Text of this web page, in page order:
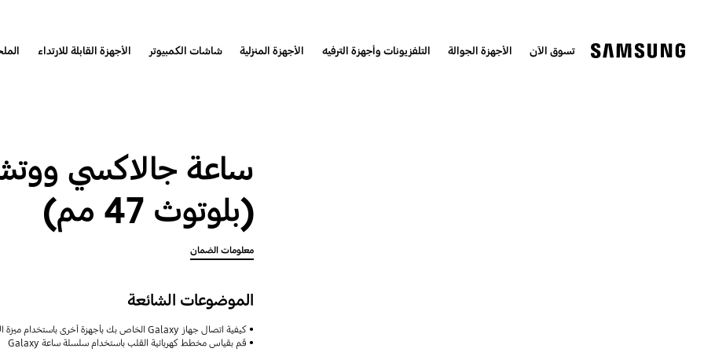
تسوق الآن الأجهزة الجوالة التلفزيونات وأجهزة الترفيه الأجهزة المنزلية شاشات الكمبيوتر الأجهزة القابلة للارتداء
(بلوتوث 47 مم)
معلومات الضمان
الموضوعات الشائعة
كيفية اتصال جهاز Galaxy الخاص بك بأجهزة أخرى باستخدام ميزة الأجهزة المتصلة مع دعم Samsung
قم بقياس مخطط كهربائية القلب باستخدام سلسلة ساعة Galaxy